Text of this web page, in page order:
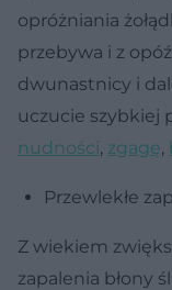
opróżniania
przebywa i z
dwunastnicy i
uczucie szybkiej
nudności, zgagę,
Przewlekłe
Z wiekiem
zapalenia błony